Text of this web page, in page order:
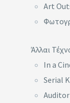
Art
Άλλαι
In a
Serial